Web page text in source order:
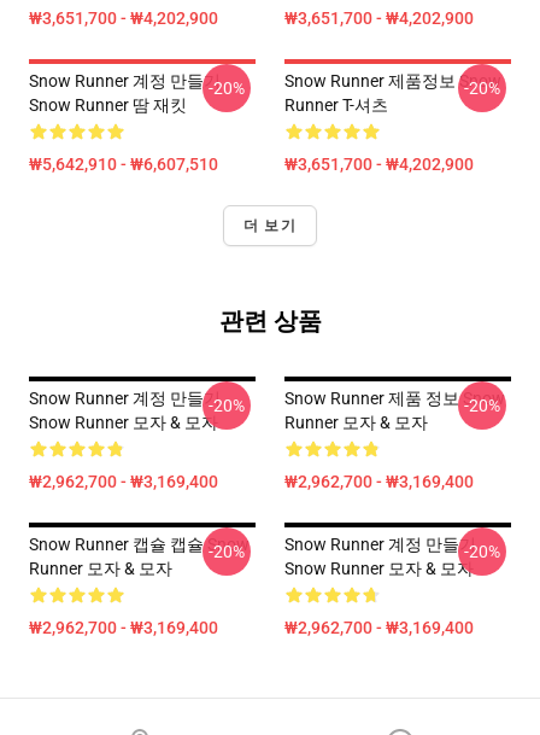
₩3,651,700 - ₩4,202,900 ₩3,651,700 - ₩4,202,900
Snow Runner 계정 만들기
Snow Runner 땀 재킷
₩5,642,910 - ₩6,607,510
-20%
Snow Runner 제품정보 Snow
Runner T-셔츠
₩3,651,700 - ₩4,202,900
-20%
더 보기
관련 상품
Snow Runner 계정 만들기
Snow Runner 모자 & 모자
₩2,962,700 - ₩3,169,400
-20%
Snow Runner 제품 정보 Snow
Runner 모자 & 모자
₩2,962,700 - ₩3,169,400
-20%
Snow Runner 캡슐 캡슐 Snow
Runner 모자 & 모자
₩2,962,700 - ₩3,169,400
-20%
Snow Runner 계정 만들기
Snow Runner 모자 & 모자
₩2,962,700 - ₩3,169,400
-20%